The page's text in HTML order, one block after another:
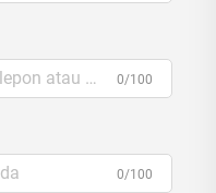
0/100
0/100